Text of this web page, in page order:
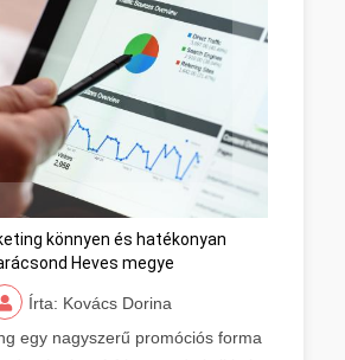
könnyen és hatékonyan
Heves megye
Írta: Kovács Dorina
egy nagyszerű promóciós forma